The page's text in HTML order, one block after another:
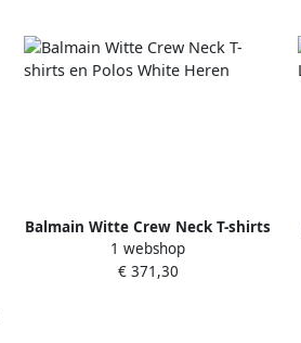
Balmain Witte Crew Neck T-shirts
en Polos White Heren
1 webshop
€ 371,30